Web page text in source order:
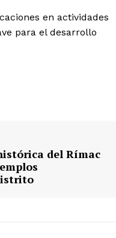
en actividades
para el desarrollo
del Rímac